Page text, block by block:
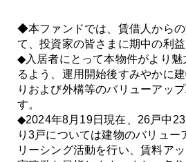
◆本ファンドでは、賃借人から
て、投資家の皆さまに期中の利益
◆入居者にとって本物件がより
るよう、運用開始後すみやかに
りおよび外構等のバリューアッ
す。
◆2024年8月19日現在、26戸中
り3戸については建物のバリュー
リーシング活動を行い、賃料ア